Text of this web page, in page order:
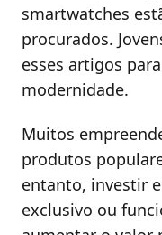
smartwatches
procurados.
esses artigos
modernidade.
Muitos
produtos
entanto, investir
exclusivo ou